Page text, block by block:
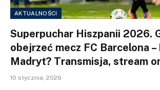
AKTUALNOŚCI
Superpuchar Hiszpanii 2026.
obejrzeć mecz FC Barcelona –
Madryt? Transmisja, stream
10 stycznia, 2026